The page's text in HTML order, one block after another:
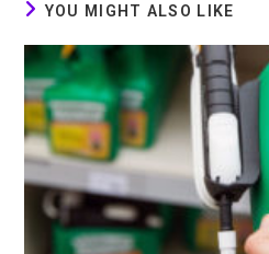
YOU MIGHT ALSO LIKE